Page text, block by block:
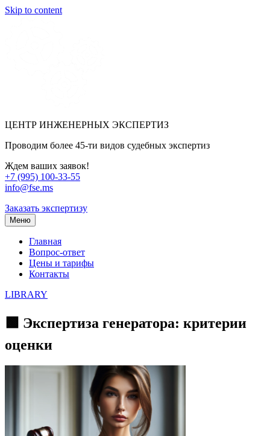
Skip to content
ЦЕНТР ИНЖЕНЕРНЫХ ЭКСПЕРТИЗ
Проводим более 45-ти видов судебных экспертиз
Ждем ваших заявок!
+7 (995) 100-33-55
info@fse.ms
Заказать экспертизу
Меню
Главная
Вопрос-ответ
Цены и тарифы
Контакты
LIBRARY
🟩 Экспертиза генератора: критерии
оценки